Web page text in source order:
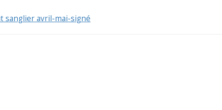
sanglier avril-mai-signé